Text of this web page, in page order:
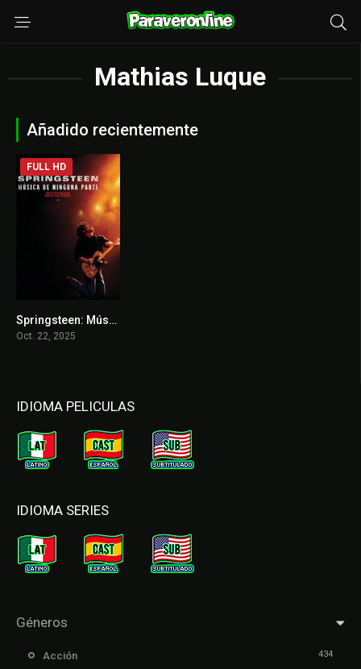
Mathias Luque
Añadido recientemente
6.9
FULL HD
Springsteen: Música de ninguna parte
Oct. 22, 2025
IDIOMA PELICULAS
IDIOMA SERIES
Géneros
Acción 434